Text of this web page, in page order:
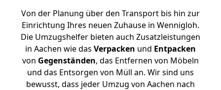
Von der Planung über den Transport bis hin zur
Einrichtung Ihres neuen Zuhause in Wennigloh.
Die Umzugshelfer bieten auch Zusatzleistungen
in Aachen wie das Verpacken und Entpacken
von Gegenständen, das Entfernen von Möbeln
und das Entsorgen von Müll an. Wir sind uns
bewusst, dass jeder Umzug von Aachen nach